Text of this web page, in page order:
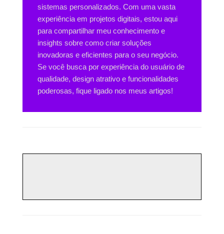
sistemas personalizados. Com uma vasta
experiência em projetos digitais, estou aqui
para compartilhar meu conhecimento e
insights sobre como criar soluções
inovadoras e eficientes para o seu negócio.
Se você busca por experiência do usuário de
qualidade, design atrativo e funcionalidades
poderosas, fique ligado nos meus artigos!